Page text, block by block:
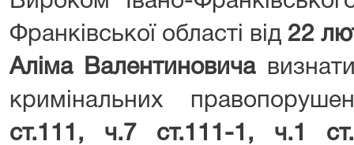
Франківської області від 22
Аліма Валентиновича
кримінальних
ст.111, ч.7 ст.111-1, ч.1